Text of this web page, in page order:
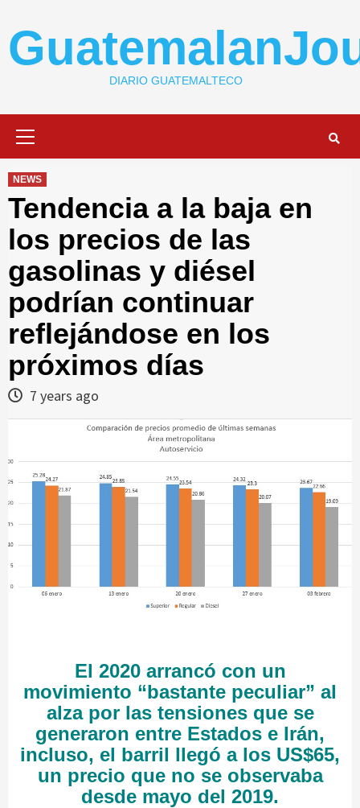
content
DIARIO GUATEMALTECO
NEWS
Tendencia a la baja en
los precios de las
gasolinas y diésel
podrían continuar
reflejándose en los
próximos días
7 years ago
El 2020 arrancó con un
movimiento “bastante peculiar” al
alza por las tensiones que se
generaron entre Estados e Irán,
incluso, el barril llegó a los US$65,
un precio que no se observaba
desde mayo del 2019.